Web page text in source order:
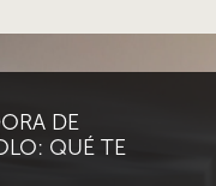
DE
QUÉ TE